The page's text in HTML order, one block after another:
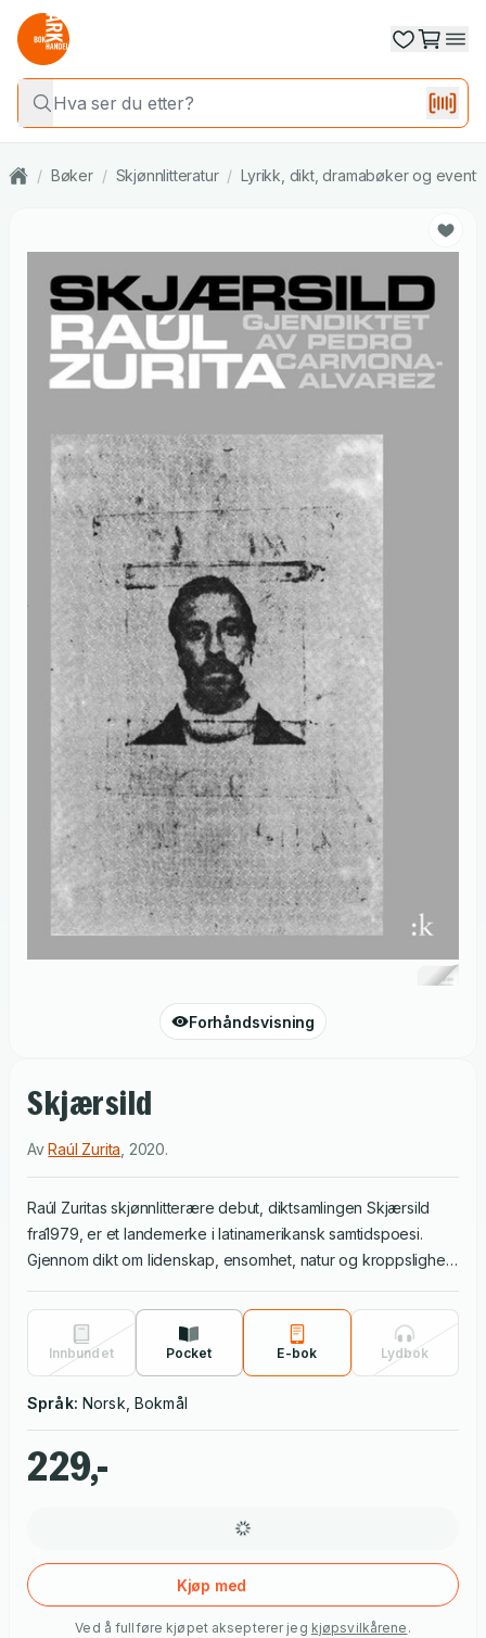
/ Bøker / Skjønnlitteratur / Lyrikk, dikt, dramabøker og
Forhåndsvisning
Skjærsild
AvRaúl Zurita 2020.
Raúl Zuritas skjønnlitterære debut, diktsamlingen Skjærsild
fra1979, er et landemerke i latinamerikansk samtidspoesi.
Gjennom dikt om lidenskap, ensomhet, natur og kroppslighet,
gjenklanger av den fysiske og kulturelle volden som det
chilenske folket ble utsatt for under Augusto Pinochets
militærdiktatur (1973-1990). En sentral passasje i boka, kalt
perspektiver på det bølgende ørkenlandskapet, og lar selvet
oppfinnsom, hard og konfronterende, og gir et poetisk
paradokser. Skjærsild blir regnet som første bind i Raúl Zuritas
(Anteparaíso, 1982) og Det nye livet (La Vida Nueva, 1994).
Innbundet Pocket E-bok Lydbok
Språk: Norsk, Bokmål
229,-
Kjøp med
Ved å fullføre kjøpet aksepterer jeg kjøpsvilkårene .